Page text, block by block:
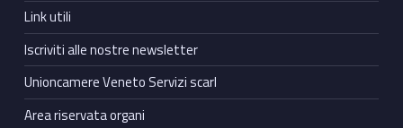
Link utili
Iscriviti alle nostre newsletter
Unioncamere Veneto Servizi scarl
Area riservata organi